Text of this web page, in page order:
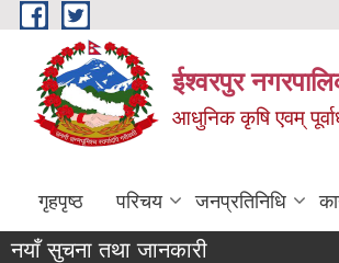
Skip to main content
ईश्वरपुर
आधुनिक कृषि एवम्
गृहपृष्ठ परिचय जनप्रतिनिधि
नयाँ सुचना तथा जानकारी